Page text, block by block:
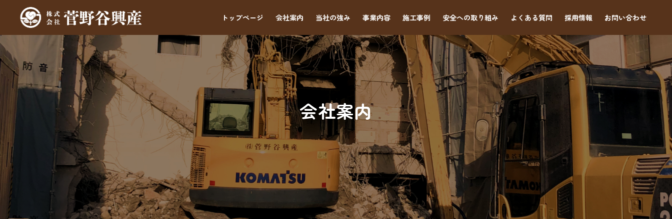
トップページ 会社案内 当社の強み 事業内容 施工事例 安全への取り組み よくある質問 採用情報 お問い合わせ
会社案内